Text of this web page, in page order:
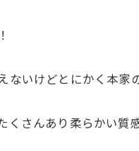
いけどとにかく本家
くさんあり柔らかい